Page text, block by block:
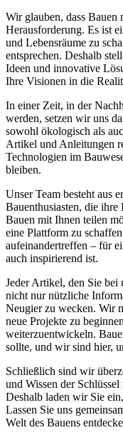
Wir glauben, dass Bauen
Herausforderung. Es ist
und Lebensräume zu
entsprechen. Deshalb
Ideen und innovative
Ihre Visionen in die
In einer Zeit, in der
werden, setzen wir uns
sowohl ökologisch als
Artikel und Anleitungen
Technologien im
bleiben.
Unser Team besteht aus
Bauenthusiasten, die
Bauen mit Ihnen teilen
eine Plattform zu
aufeinandertreffen – für
auch inspirierend ist.
Jeder Artikel, den Sie bei
nicht nur nützliche
Neugier zu wecken. Wir
neue Projekte zu
weiterzuentwickeln.
sollte, und wir sind hier,
Schließlich sind wir
und Wissen der
Deshalb laden wir Sie
Lassen Sie uns
Welt des Bauens